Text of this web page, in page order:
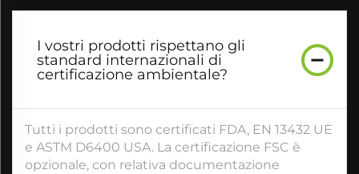
I vostri prodotti rispettano gli
standard internazionali di
certificazione ambientale?
Tutti i prodotti sono certificati FDA, EN 13432 UE
e ASTM D6400 USA. La certificazione FSC è
opzionale, con relativa documentazione